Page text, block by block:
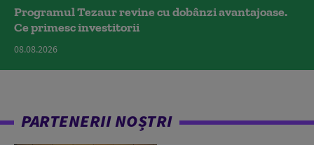
Programul Tezaur revine cu dobânzi avantajoase.
Ce primesc investitorii
08.08.2026
PARTENERII NOȘTRI